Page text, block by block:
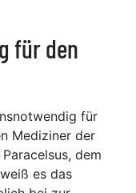
für den
für
Mediziner der
dem
es das